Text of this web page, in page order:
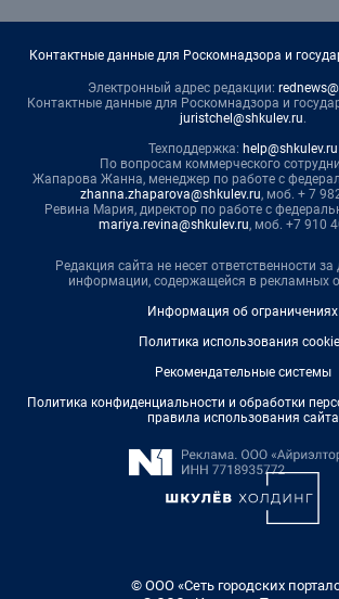
Контактные данные для Роскомнадзора и
Электронный адрес редакции:
Контактные данные для Роскомнадзора и
juristchel@shkulev.ru.
Техподдержка: help@shkulev.ru
По вопросам коммерческого
Жапарова Жанна, менеджер по работе с
zhanna.zhaparova@shkulev.ru, моб. + 7
Ревина Мария, директор по работе с
mariya.revina@shkulev.ru, моб. +7 910
Редакция сайта не несет ответственности за
информации, содержащейся в рекламных
Информация об ограничениях
Политика использования
Рекомендательные системы
Политика конфиденциальности и обработки
правила использования сайта
© ООО «Сеть городских